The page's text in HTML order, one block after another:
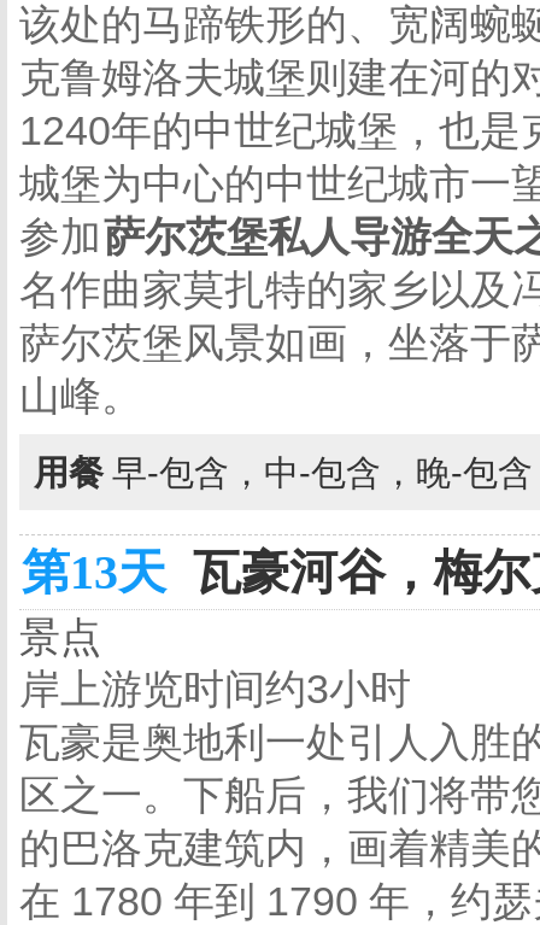
该处的马蹄铁形的、宽阔蜿
克鲁姆洛夫城堡则建在河的
1240年的中世纪城堡，也
城堡为中心的中世纪城市一
参加萨尔茨堡私人导游全天
名作曲家莫扎特的家乡以及
萨尔茨堡风景如画，坐落于
山峰。
用餐 早-包含，中-包含，晚-包
第13天 瓦豪河谷，梅
景点
岸上游览时间约3小时
瓦豪是奥地利一处引人入胜
区之一。下船后，我们将带
的巴洛克建筑内，画着精美
在 1780 年到 1790 年，约